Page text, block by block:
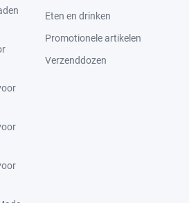
Eten en drinken
Promotionele artikelen
Verzenddozen